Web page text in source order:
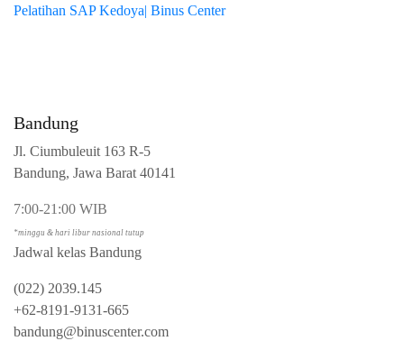
Pelatihan SAP Kedoya| Binus Center
Bandung
Jl. Ciumbuleuit 163 R-5
Bandung, Jawa Barat 40141
7:00-21:00 WIB
*minggu & hari libur nasional tutup
Jadwal kelas Bandung
(022) 2039.145
+62-8191-9131-665
bandung@binuscenter.com